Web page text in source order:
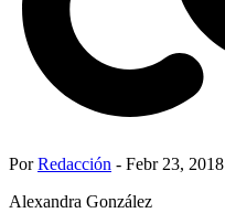
PorRedacción - Febr 23, 2018
Alexandra González